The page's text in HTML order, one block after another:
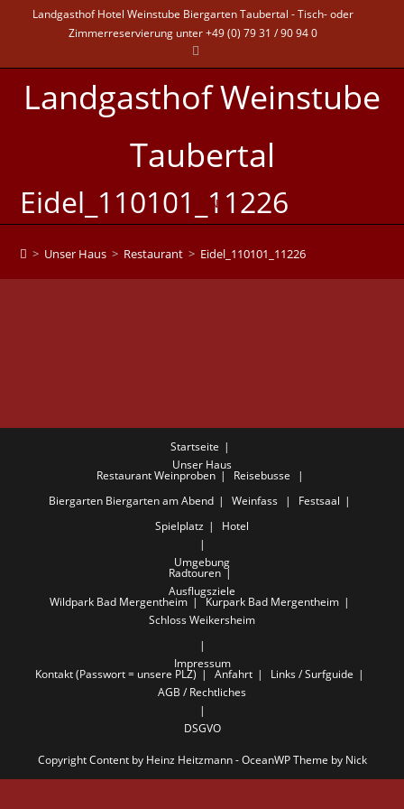
Landgasthof Hotel Weinstube Biergarten Taubertal - Tisch- oder
Zimmerreservierung unter +49 (0) 79 31 / 90 94 0
Landgasthof Weinstube
Taubertal
MENÜ
Eidel_110101_11226
> Unser Haus > Restaurant > Eidel_110101_11226
Startseite
Unser Haus
Restaurant Weinproben
Reisebusse
Biergarten Biergarten am Abend Weinfass
Festsaal
Spielplatz
Hotel
Umgebung
Radtouren
Ausflugsziele
Wildpark Bad Mergentheim
Kurpark Bad Mergentheim
Schloss Weikersheim
Impressum
Kontakt (Passwort = unsere PLZ) Anfahrt
Links / Surfguide
AGB / Rechtliches
DSGVO
Copyright Content by Heinz Heitzmann - OceanWP Theme by Nick